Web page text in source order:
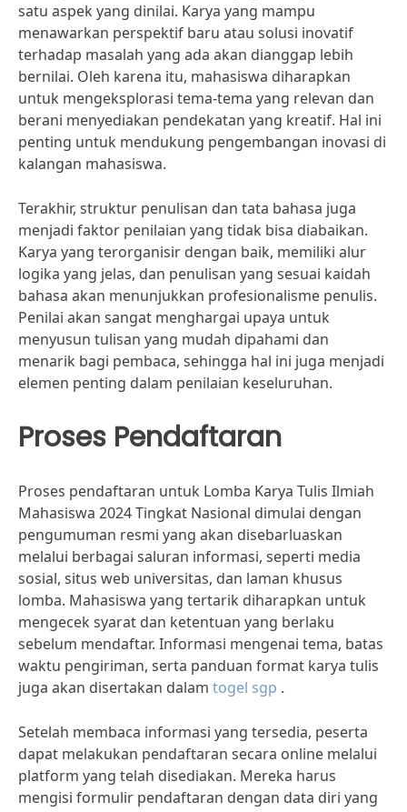
satu aspek yang dinilai. Karya yang mampu
menawarkan perspektif baru atau solusi inovatif
terhadap masalah yang ada akan dianggap lebih
bernilai. Oleh karena itu, mahasiswa diharapkan
untuk mengeksplorasi tema-tema yang relevan dan
berani menyediakan pendekatan yang kreatif. Hal ini
penting untuk mendukung pengembangan inovasi di
kalangan mahasiswa.
Terakhir, struktur penulisan dan tata bahasa juga
menjadi faktor penilaian yang tidak bisa diabaikan.
Karya yang terorganisir dengan baik, memiliki alur
logika yang jelas, dan penulisan yang sesuai kaidah
bahasa akan menunjukkan profesionalisme penulis.
Penilai akan sangat menghargai upaya untuk
menyusun tulisan yang mudah dipahami dan
menarik bagi pembaca, sehingga hal ini juga menjadi
elemen penting dalam penilaian keseluruhan.
Proses Pendaftaran
Proses pendaftaran untuk Lomba Karya Tulis Ilmiah
Mahasiswa 2024 Tingkat Nasional dimulai dengan
pengumuman resmi yang akan disebarluaskan
melalui berbagai saluran informasi, seperti media
sosial, situs web universitas, dan laman khusus
lomba. Mahasiswa yang tertarik diharapkan untuk
mengecek syarat dan ketentuan yang berlaku
sebelum mendaftar. Informasi mengenai tema, batas
waktu pengiriman, serta panduan format karya tulis
juga akan disertakan dalam togel sgp .
Setelah membaca informasi yang tersedia, peserta
dapat melakukan pendaftaran secara online melalui
platform yang telah disediakan. Mereka harus
mengisi formulir pendaftaran dengan data diri yang